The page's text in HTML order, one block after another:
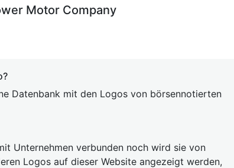
Motor Company
Datenbank mit den Logos von börsennotierten
Unternehmen verbunden noch wird sie von
Logos auf dieser Website angezeigt werden,